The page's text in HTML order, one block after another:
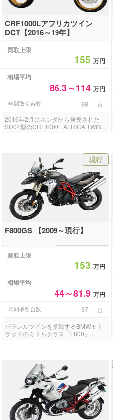
CRF1000Lアフリカツイン
DCT【2016～19年】
買取上限
155万円
相場平均
86.3～114万円
年間取引台数 69 台
2016年2月にホンダから発売された
SD04型のCRF1000L AFRICA TWIN...
現行
F800GS 【2009～現行】
買取上限
153万円
相場平均
44～81.9万円
年間取引台数 57 台
パラレルツインを搭載するBMWモト
ラッドのミドルクラス「F800」...